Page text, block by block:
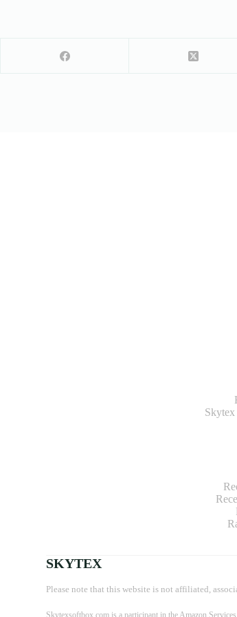
SKYTEX
Please note that this website is not affiliated,
Skytexsoftbox.com is a participant in the Amazon